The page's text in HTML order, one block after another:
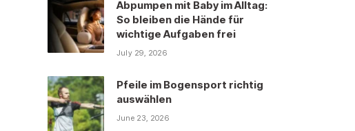
Abpumpen mit Baby im Alltag:
So bleiben die Hände für
wichtige Aufgaben frei
July 29, 2026
Pfeile im Bogensport richtig
auswählen
June 23, 2026